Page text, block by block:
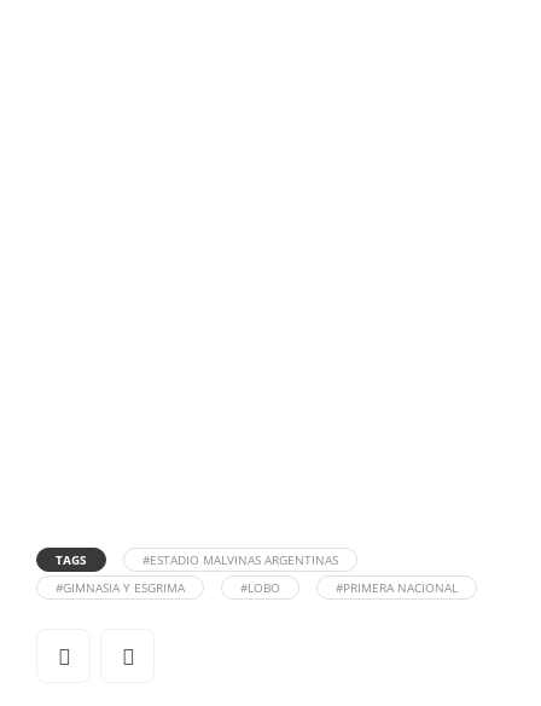
TAGS
#ESTADIO MALVINAS ARGENTINAS
#GIMNASIA Y ESGRIMA
#LOBO #PRIMERA NACIONAL